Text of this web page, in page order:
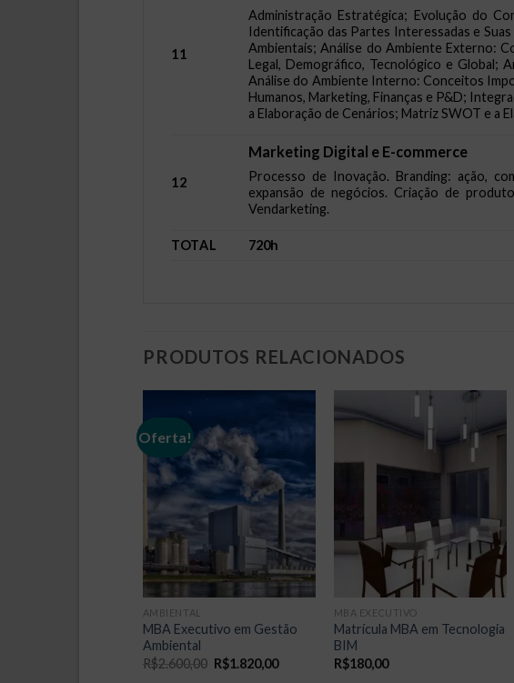
11
Administração Estratégica; Evolução do
Identificação das Partes Interessadas e
Ambientais; Análise do Ambiente Externo:
Legal, Demográfico, Tecnológico e Global;
Análise do Ambiente Interno: Conceitos
Humanos, Marketing, Finanças e P&D;
a Elaboração de Cenários; Matriz SWOT e a
12
Marketing Digital e E-commerce
Processo de Inovação. Branding: ação,
expansão de negócios. Criação de
Vendarketing.
TOTAL 720h
PRODUTOS RELACIONADOS
Oferta!
AMBIENTAL
MBA Executivo em Gestão
Ambiental
R$2.600,00 O
preço
R$1.820,00O
MBA EXECUTIVO
Matrícula MBA em Tecnologia
BIM
R$180,00